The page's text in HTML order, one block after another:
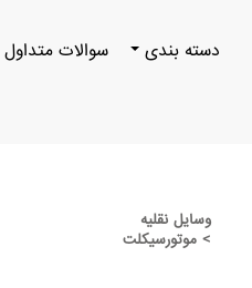
دسته بندی سوالات متداول
وسایل نقلیه
> موتورسیکلت